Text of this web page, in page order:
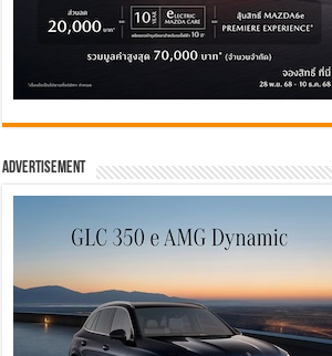
Advertisement